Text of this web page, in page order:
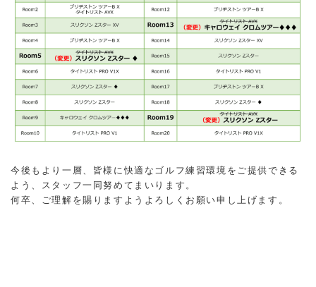
今後もより一層、皆様に快適なゴルフ練習環境をご提供できる
よう、スタッフ一同努めてまいります。
何卒、ご理解を賜りますようよろしくお願い申し上げます。